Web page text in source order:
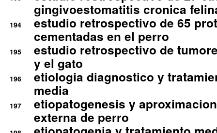
gingivoestomatitis cronica
194
estudio retrospectivo de 65
cementadas en el perro
195
estudio retrospectivo de
y el gato
196
etiologia diagnostico y
media
197
etiopatogenesis y
externa de perro